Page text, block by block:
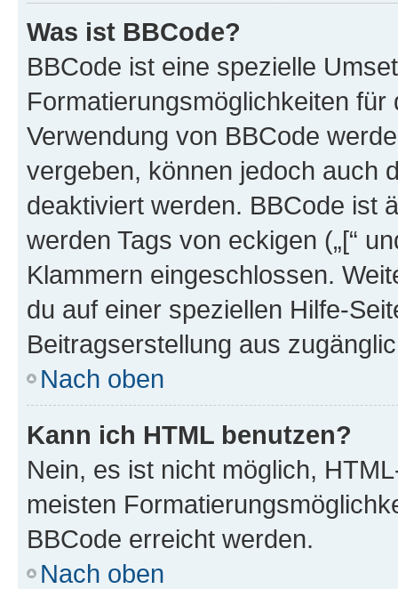
Was ist BBCode?
BBCode ist eine spezielle
Formatierungsmöglichkeiten
Verwendung von BBCode
vergeben, können jedoch auch
deaktiviert werden. BBCode ist
werden Tags von eckigen („[“
Klammern eingeschlossen.
du auf einer speziellen Hilfe-
Beitragserstellung aus
Nach oben
Kann ich HTML benutzen?
Nein, es ist nicht möglich,
meisten
BBCode erreicht werden.
Nach oben